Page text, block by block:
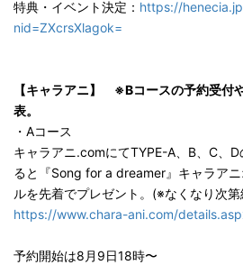
特典・イベント決定： https://
nid=ZXcrsXlagok=
【キャラアニ】 ※Bコースの予約受付
表。
・Aコース
キャラアニ.comにてTYPE-A、B、C、
ると『Song for a dreamer』キャラア
ルを先着でプレゼント。(※なくなり次
https://www.chara-ani.com/
予約開始は8月9日18時〜